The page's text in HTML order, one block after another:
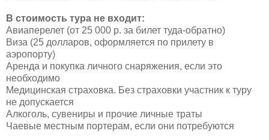
В стоимость тура не входит:
Авиаперелет (от 25 000 р. за билет туда-обратно)
Виза (25 долларов, оформляется по прилету в
аэропорту)
Аренда и покупка личного снаряжения, если это
необходимо
Медицинская страховка. Без страховки участник к туру
не допускается
Алкоголь, сувениры и прочие личные траты
Чаевые местным портерам, если они потребуются